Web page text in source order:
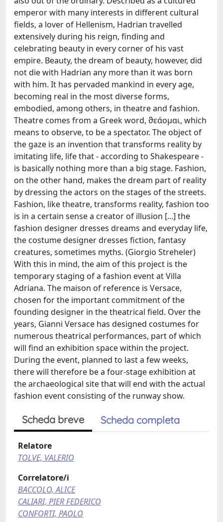
emperor with many interests in different cultural
fields, a lover of Hellenism, Hadrian travelled
extensively during his reign, finding and
celebrating beauty in every corner of his vast
empire. Beauty, the dream of beauty, however, did
not die with Hadrian any more than it was born
with him. It has pervaded mankind in every age,
becoming real in the most diverse forms,
embodied, among others, in theatre and fashion.
Theatre comes from a Greek word, ϑεάομαι, which
means to observe, to be a spectator. The object of
the gaze is an invention that transforms reality by
imitating life, life that - according to Shakespeare -
is basically nothing more than a big stage. Fashion,
on the other hand, makes the dream part of reality
by dressing the actors on the stages of the streets.
Fashion, like theatre, transforms reality, fashion too
is in a certain sense a creator of illusion [...] the
fashion designer dresses dreams and everyday life,
the costume designer dresses fiction, fantasy
creatures, sometimes myths. (Giorgio Streheler)
With this in mind, the aim of this project is the
temporary staging of a fashion event at Villa
Adriana. The maison of reference is Versace,
chosen for the important commitment of the
founding designer in the theatrical field. Over the
years, Gianni Versace has designed costumes for
numerous theatrical performances, part of which
will find an exhibition space within the project.
During the event, planned to last a few weeks,
there will therefore be a four-stage exhibition at
the archaeological site that will end with the actual
fashion event consisting of the runway show.
Scheda breve Scheda completa
Relatore
TOLVE, VALERIO
Correlatore/i
BACCOLO, ALICE
CALIARI, PIER FEDERICO
CONFORTI, PAOLO